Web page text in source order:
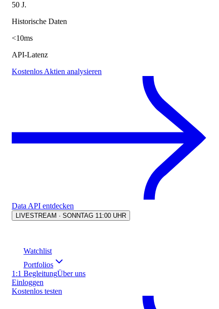
50 J.
Historische Daten
<10ms
API-Latenz
Kostenlos Aktien analysieren
Data API entdecken
LIVESTREAM · SONNTAG 11:00 UHR
Watchlist
Portfolios
1:1 BegleitungÜber uns
Einloggen
Kostenlos testen